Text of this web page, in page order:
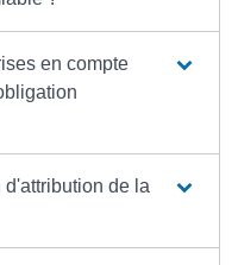
en compte
de la